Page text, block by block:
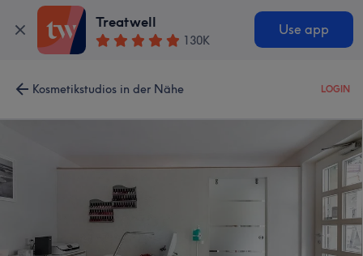
Treatwell
130K
Use app
Kosmetikstudios in der Nähe LOGIN